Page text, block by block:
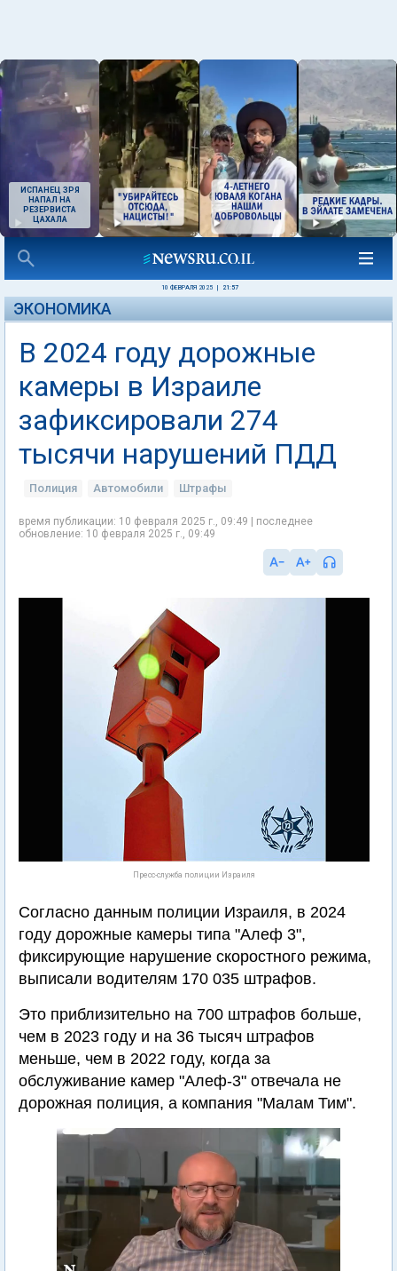
ИСПАНЕЦ ЗРЯ
НАПАЛ НА
РЕЗЕРВИСТА
ЦАХАЛА
10 ФЕВРАЛЯ 2025 21:57
ЭКОНОМИКА
В 2024 году дорожные
камеры в Израиле
зафиксировали 274
тысячи нарушений ПДД
Полиция Автомобили Штрафы
время публикации: 10 февраля 2025 г., 09:49 | последнее
обновление: 10 февраля 2025 г., 09:49
Пресс-служба полиции Израиля
Согласно данным полиции Израиля, в 2024
году дорожные камеры типа "Алеф 3",
фиксирующие нарушение скоростного режима,
выписали водителям 170 035 штрафов.
Это приблизительно на 700 штрафов больше,
чем в 2023 году и на 36 тысяч штрафов
меньше, чем в 2022 году, когда за
обслуживание камер "Алеф-3" отвечала не
дорожная полиция, а компания "Малам Тим".